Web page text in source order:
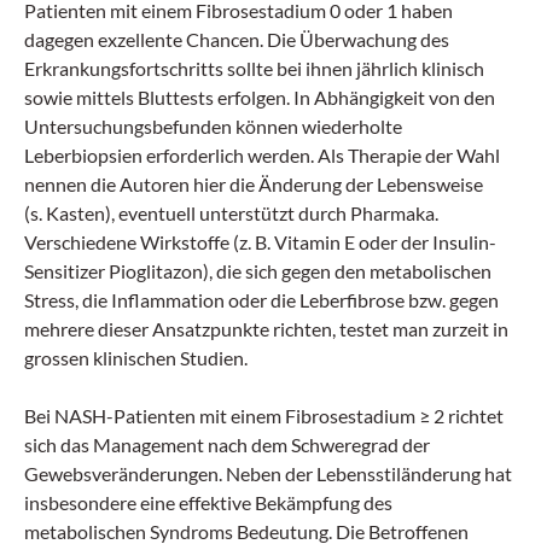
Patienten mit einem Fibrosestadium 0 oder 1 haben
dagegen exzellente Chancen. Die Überwachung des
Erkrankungsfortschritts sollte bei ihnen jährlich klinisch
sowie mittels Bluttests erfolgen. In Abhängigkeit von den
Untersuchungsbefunden können wiederholte
Leberbiopsien erforderlich werden. Als Therapie der Wahl
nennen die Autoren hier die Änderung der Lebensweise
(s. Kasten), eventuell unterstützt durch Pharmaka.
Verschiedene Wirkstoffe (z. B. Vitamin E oder der Insulin-
Sensitizer Pioglitazon), die sich gegen den metabolischen
Stress, die Inflammation oder die Leberfibrose bzw. gegen
mehrere dieser Ansatzpunkte richten, testet man zurzeit in
grossen klinischen Studien.
Bei NASH-Patienten mit einem Fibrosestadium ≥ 2 richtet
sich das Management nach dem Schweregrad der
Gewebsveränderungen. Neben der Lebensstiländerung hat
insbesondere eine effektive Bekämpfung des
metabolischen Syndroms Bedeutung. Die Betroffenen